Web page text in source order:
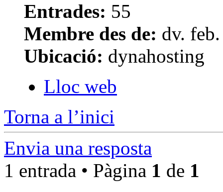
Entrades: 55
Membre des de: dv.
Ubicació: dynahosting
Lloc web
Torna a l’inici
Envia una resposta
1 entrada • Pàgina 1 de 1